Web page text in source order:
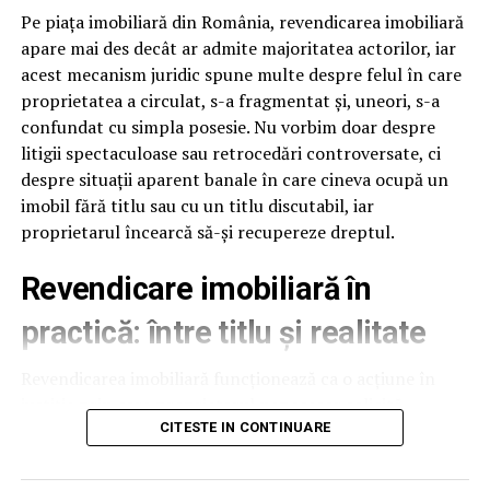
Suprafetele delicate includ lentilele camerelor, senzorii,
plasticul negru lucios si zonele cu vopsea mata. Spuma
buna are pH neutru sau usor alcalin si nu ataca aceste
suprafete. Jetul de clatire trebuie sa fie la presiune
medie, nu maxima, pentru a nu forta apa sub capace.
Foloseste duze evazate la clatire, care distribuie apa
uniform, fara presiune directionata. Aceste setari sunt
usor de implementat si reduc semnificativ riscul de
reclamatii pe caroserie delicata.
Viteza programului in regim
touchless
minut, ceara optionala 30 secunde. Fata de un program
rapid. La 150 masini pe zi, acest lucru inseamna 75-100
Pe piața imobiliară din România, revendicarea imobiliară
apare mai des decât ar admite majoritatea actorilor, iar
acest mecanism juridic spune multe despre felul în care
proprietatea a circulat, s-a fragmentat și, uneori, s-a
confundat cu simpla posesie. Nu vorbim doar despre
litigii spectaculoase sau retrocedări controversate, ci
despre situații aparent banale în care cineva ocupă un
imobil fără titlu sau cu un titlu discutabil, iar
proprietarul încearcă să-și recupereze dreptul.
Revendicare imobiliară în
practică: între titlu și realitate
justiție prin care proprietarul neposesor solicită
restituirea bunului de la posesorul neproprietar. Simplu
CITESTE IN CONTINUARE